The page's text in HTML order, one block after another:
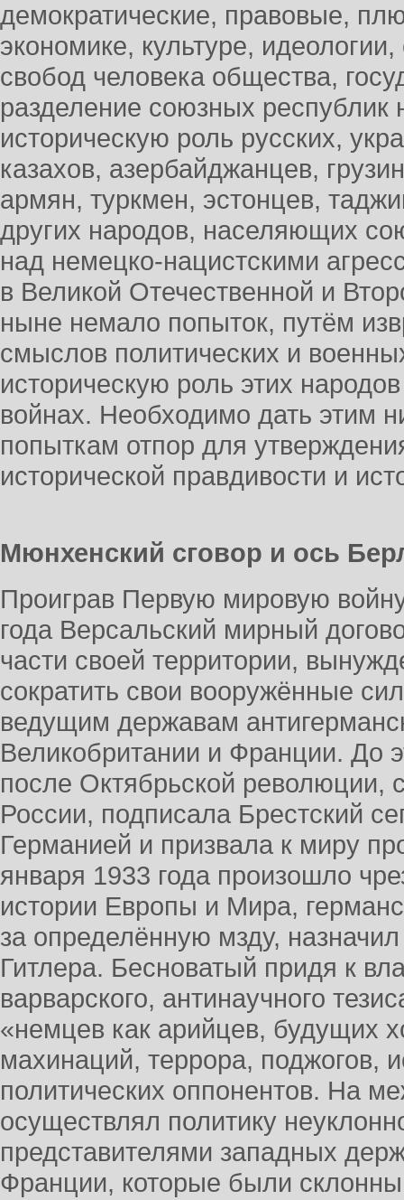
демократические, правовые,
экономике, культуре,
свобод человека общества,
разделение союзных республик
историческую роль русских,
казахов, азербайджанцев,
армян, туркмен, эстонцев,
других народов, населяющих
над немецко-нацистскими
в Великой Отечественной и
ныне немало попыток, путём
смыслов политических и
историческую роль этих
войнах. Необходимо дать этим
попыткам отпор для
исторической правдивости и
Мюнхенский сговор и ось
Проиграв Первую мировую
года Версальский мирный
части своей территории,
сократить свои вооружённые
ведущим державам
Великобритании и Франции. До
после Октябрьской революции,
России, подписала Брестский
Германией и призвала к миру
января 1933 года произошло
истории Европы и Мира,
за определённую мзду,
Гитлера. Бесноватый придя к
варварского, антинаучного
«немцев как арийцев, будущих
махинаций, террора, поджогов,
политических оппонентов. На
осуществлял политику
представителями западных
Франции, которые были склонны